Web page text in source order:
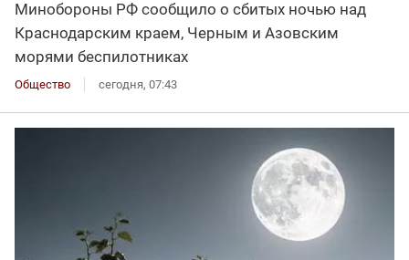
Минобороны РФ сообщило о сбитых ночью над
Краснодарским краем, Черным и Азовским
морями беспилотниках
Общество сегодня, 07:43